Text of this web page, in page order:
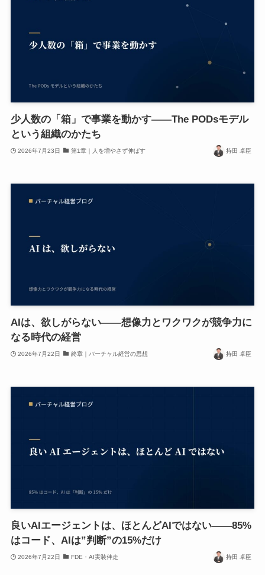
少人数の「箱」で事業を動かす——The PODsモデル
という組織のかたち
2026年7月23日 第1章｜人を増やさず伸ばす 持田 卓臣
AIは、欲しがらない——想像力とワクワクが競争力に
なる時代の経営
2026年7月22日 終章｜バーチャル経営の思想 持田 卓臣
良いAIエージェントは、ほとんどAIではない——85%
はコード、AIは”判断”の15%だけ
2026年7月22日 FDE・AI実装伴走 持田 卓臣